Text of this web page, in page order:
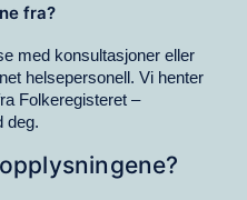
fra?
med konsultasjoner eller
helsepersonell. Vi henter
Folkeregisteret –
deg.